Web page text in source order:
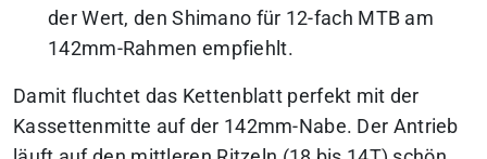
der Wert, den Shimano für 12-fach MTB am
142mm-Rahmen empfiehlt.
Damit fluchtet das Kettenblatt perfekt mit der
Kassettenmitte auf der 142mm-Nabe. Der Antrieb